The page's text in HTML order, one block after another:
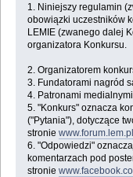
1. Niniejszy regulamin
obowiązki uczestników
LEMIE (zwanego dalej
organizatora Konkursu.
2. Organizatorem
3. Fundatorami nagród
4. Patronami
5. "Konkurs" oznacza
("Pytania"), dotyczące
stronie www.forum.lem.pl
6. "Odpowiedzi"
komentarzach pod
stronie